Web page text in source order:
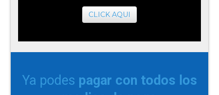
CLICK AQUI
Ya podes pagar con todos los